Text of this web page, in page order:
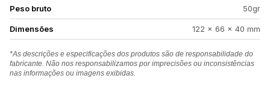
Peso bruto 50gr
Dimensões 122 × 66 × 40 mm
*As descrições e especificações dos produtos são de responsabilidade do
fabricante. Não nos responsabilizamos por imprecisões ou inconsistências
nas informações ou imagens exibidas.